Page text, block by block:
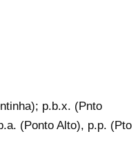
p.b.x. (Pnto
(Ponto Alto), p.p. (Pto